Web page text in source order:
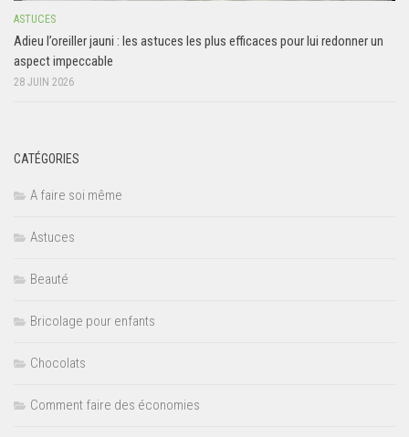
ASTUCES
Adieu l’oreiller jauni : les astuces les plus efficaces pour lui redonner un
aspect impeccable
28 JUIN 2026
CATÉGORIES
A faire soi même
Astuces
Beauté
Bricolage pour enfants
Chocolats
Comment faire des économies